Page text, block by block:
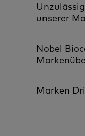
unserer
Nobel
Marken